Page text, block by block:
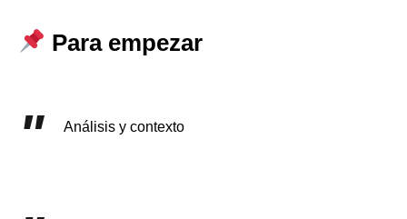
Para empezar
Análisis y contexto